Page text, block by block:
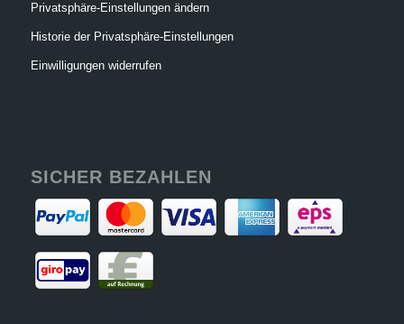
Privatsphäre-Einstellungen ändern
Historie der Privatsphäre-Einstellungen
Einwilligungen widerrufen
SICHER BEZAHLEN